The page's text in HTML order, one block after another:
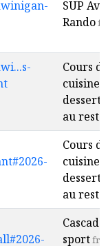
SUP
Randofr
Cours de
cuisine:
au
Cours de
cuisine:
au
sportfr